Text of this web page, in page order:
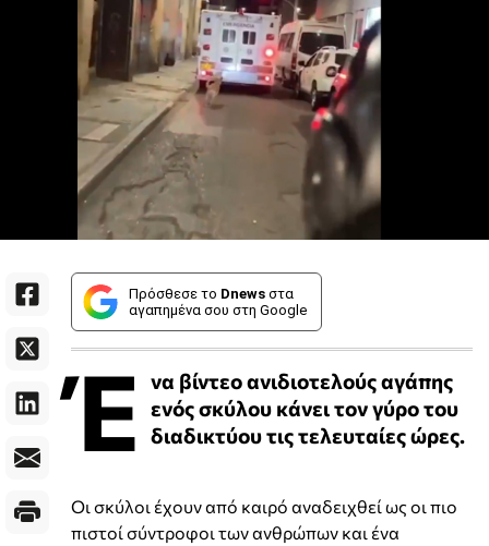
Πρόσθεσε το Dnews στα
αγαπημένα σου στη Google
Έ να βίντεο ανιδιοτελούς αγάπης
ενός σκύλου κάνει τον γύρο του
διαδικτύου τις τελευταίες ώρες.
Οι σκύλοι έχουν από καιρό αναδειχθεί ως οι πιο
πιστοί σύντροφοι των ανθρώπων και ένα